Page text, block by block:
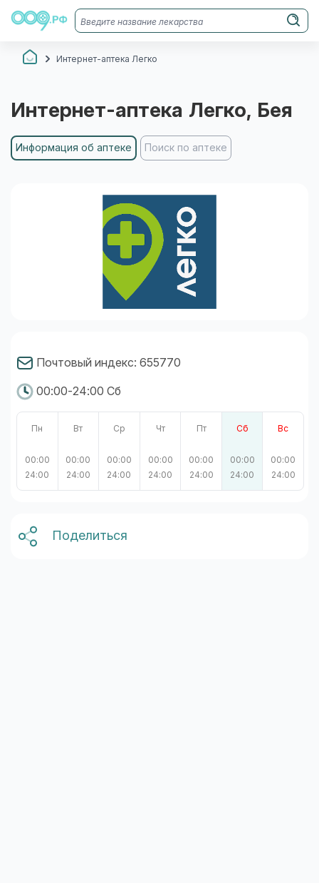
Интернет-аптека Легко
Интернет-аптека Легко, Бея
Информация об аптеке Поиск по аптеке
Почтовый индекс: 655770
00:00-24:00 Сб
Пн
00:00
24:00
Вт
00:00
24:00
Ср
00:00
24:00
Чт
00:00
24:00
Пт
00:00
24:00
Сб
00:00
24:00
Вс
00:00
24:00
Поделиться